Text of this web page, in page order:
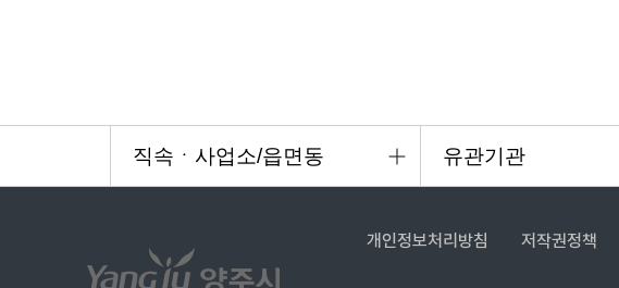
개인정보처리방침 저작권정책